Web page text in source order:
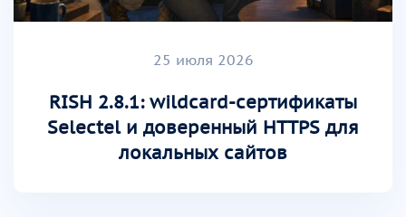
25 июля 2026
RISH 2.8.1: wildcard-сертификаты
Selectel и доверенный HTTPS для
локальных сайтов